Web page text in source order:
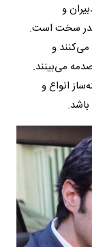
و
سخت است.
و
می‌بینند.
انواع و